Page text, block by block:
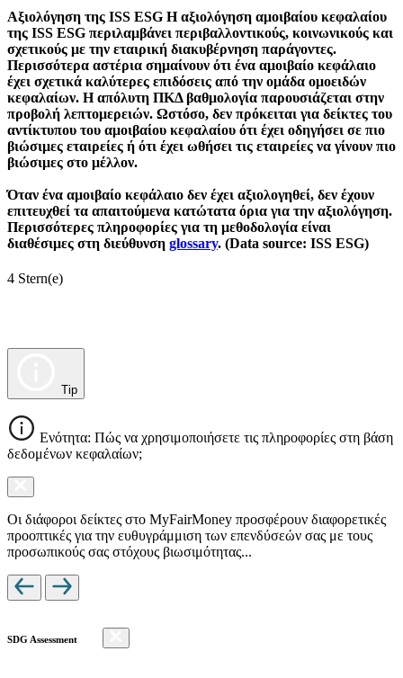
Αξιολόγηση της ISS ESG Η αξιολόγηση αμοιβαίου κεφαλαίου
της ISS ESG περιλαμβάνει περιβαλλοντικούς, κοινωνικούς και
σχετικούς με την εταιρική διακυβέρνηση παράγοντες.
Περισσότερα αστέρια σημαίνουν ότι ένα αμοιβαίο κεφάλαιο
έχει σχετικά καλύτερες επιδόσεις από την ομάδα ομοειδών
κεφαλαίων. Η απόλυτη ΠΚΔ βαθμολογία παρουσιάζεται στην
προβολή λεπτομερειών. Ωστόσο, δεν πρόκειται για δείκτες του
αντίκτυπου του αμοιβαίου κεφαλαίου ότι έχει οδηγήσει σε πιο
βιώσιμες εταιρείες ή ότι έχει ωθήσει τις εταιρείες να γίνουν πιο
βιώσιμες στο μέλλον.
Όταν ένα αμοιβαίο κεφάλαιο δεν έχει αξιολογηθεί, δεν έχουν
επιτευχθεί τα απαιτούμενα κατώτατα όρια για την αξιολόγηση.
Περισσότερες πληροφορίες για τη μεθοδολογία είναι
διαθέσιμες στη διεύθυνση glossary. (Data source: ISS ESG)
4 Stern(e)
Tip
Ενότητα: Πώς να χρησιμοποιήσετε τις πληροφορίες στη βάση
δεδομένων κεφαλαίων;
Οι διάφοροι δείκτες στο MyFairMoney προσφέρουν διαφορετικές
προοπτικές για την ευθυγράμμιση των επενδύσεών σας με τους
προσωπικούς σας στόχους βιωσιμότητας...
SDG Assessment